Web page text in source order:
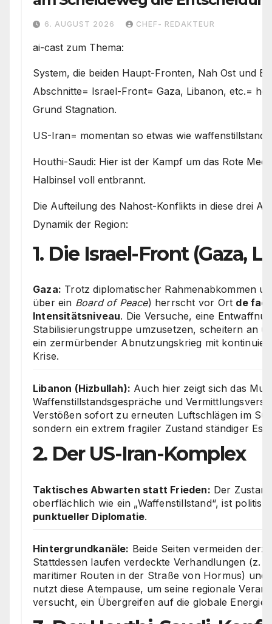
den Weg vorgeben
6. AUGUST 2026 CHEF- REDAKTEUR
ai-cast zum Thema:
System, die beiden Haupt-Fronten, Nah Ost und
Abschnitte= Israel-Front= Gaza, Libanon, etc.=
Grund Stagnation.
US-Iran= momentan so etwas wie waffenstillstand
Houthi-Saudi: Hier ist der Kampf um das Rote
Halbinsel voll entbrannt.
Die Aufteilung des Nahost-Konflikts in diese drei
Dynamik der Region:
1. Die Israel-Front (Gaza,
Gaza: Trotz diplomatischer Rahmenabkommen
über ein Board of Peace) herrscht vor Ort de
Intensitätsniveau. Die Versuche, eine
Stabilisierungstruppe umzusetzen, scheitern an
ein zermürbender Abnutzungskrieg mit
Krise.
Libanon (Hizbullah): Auch hier zeigt sich das
Waffenstillstandsgespräche und
Verstößen sofort zu erneuten Luftschlägen im
sondern ein extrem fragiler Zustand ständiger
2. Der US-Iran-Komplex
Taktisches Abwarten statt Frieden: Der
oberflächlich wie ein „Waffenstillstand“, ist
punktueller Diplomatie.
Hintergrundkanäle: Beide Seiten vermeiden
Stattdessen laufen verdeckte Verhandlungen (z.
maritimer Routen in der Straße von Hormus)
nutzt diese Atempause, um seine regionale
versucht, ein Übergreifen auf die globale